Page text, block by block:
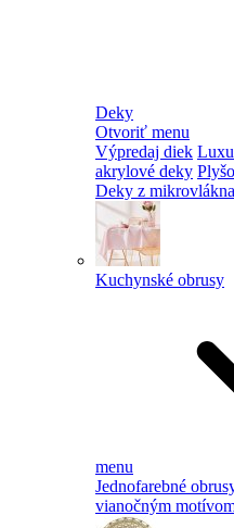
Deky
Otvoriť menu
Výpredaj diek
akrylové deky
Deky z mikrovlákna
Kuchynské obrusy
menu
Jednofarebné
vianočným